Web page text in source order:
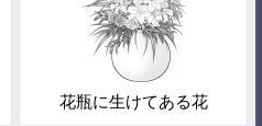
花瓶に生けてある花